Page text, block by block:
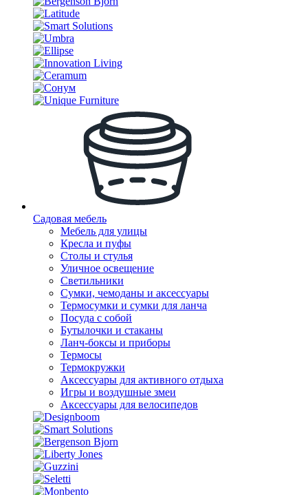
Садовая мебель
Мебель для улицы
Кресла и пуфы
Столы и стулья
Уличное освещение
Светильники
Сумки, чемоданы и аксессуары
Термосумки и сумки для ланча
Посуда с собой
Бутылочки и стаканы
Ланч-боксы и приборы
Термосы
Термокружки
Аксессуары для активного отдыха
Игры и воздушные змеи
Аксессуары для велосипедов